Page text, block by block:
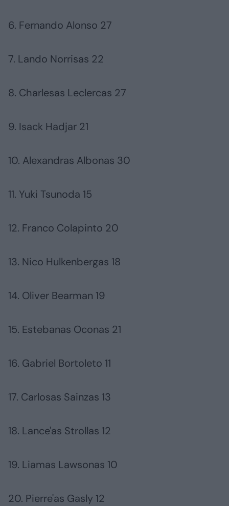
6. Fernando Alonso 27
7. Lando Norrisas 22
8. Charlesas Leclercas 27
9. Isack Hadjar 21
10. Alexandras Albonas 30
11. Yuki Tsunoda 15
12. Franco Colapinto 20
13. Nico Hulkenbergas 18
14. Oliver Bearman 19
15. Estebanas Oconas 21
16. Gabriel Bortoleto 11
17. Carlosas Sainzas 13
18. Lance'as Strollas 12
19. Liamas Lawsonas 10
20. Pierre'as Gasly 12